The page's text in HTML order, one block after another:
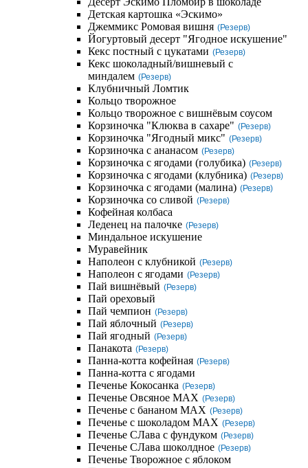
Детская картошка «Эскимо»
Джеммикс Ромовая вишня (Резерв)
Йогуртовый десерт "Ягодное искушение"
Кекс постный с цукатами (Резерв)
Кекс шоколадный/вишневый с
миндалем (Резерв)
Клубничный Ломтик
Кольцо творожное
Кольцо творожное с вишнёвым соусом
Корзиночка "Клюква в сахаре" (Резерв)
Корзиночка "Ягодный микс" (Резерв)
Корзиночка с ананасом (Резерв)
Корзиночка с ягодами (голубика) (Резерв)
Корзиночка с ягодами (клубника) (Резерв)
Корзиночка с ягодами (малина) (Резерв)
Корзиночка со сливой (Резерв)
Кофейная колбаса
Леденец на палочке (Резерв)
Миндальное искушение
Муравейник
Наполеон с клубникой (Резерв)
Наполеон с ягодами (Резерв)
Пай вишнёвый (Резерв)
Пай ореховый
Пай чемпион (Резерв)
Пай яблочный (Резерв)
Пай ягодный (Резерв)
Панакота (Резерв)
Панна-котта кофейная (Резерв)
Панна-котта с ягодами
Печенье Кокосанка (Резерв)
Печенье Овсяное MAX (Резерв)
Печенье с бананом MAX (Резерв)
Печенье с шоколадом MAX (Резерв)
Печенье СЛава с фундуком (Резерв)
Печенье СЛава шоколдное (Резерв)
Печенье Творожное с яблоком